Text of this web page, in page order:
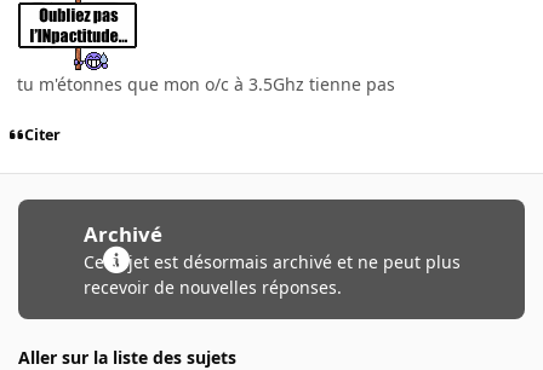
tu m'étonnes que mon o/c à 3.5Ghz tienne pas
Citer
Archivé
Ce sujet est désormais archivé et ne peut plus
recevoir de nouvelles réponses.
Aller sur la liste des sujets